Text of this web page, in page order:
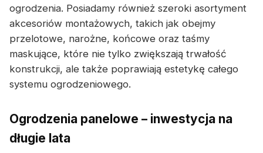
ogrodzenia. Posiadamy również szeroki asortyment
akcesoriów montażowych, takich jak obejmy
przelotowe, narożne, końcowe oraz taśmy
maskujące, które nie tylko zwiększają trwałość
konstrukcji, ale także poprawiają estetykę całego
systemu ogrodzeniowego.
Ogrodzenia panelowe – inwestycja na
długie lata